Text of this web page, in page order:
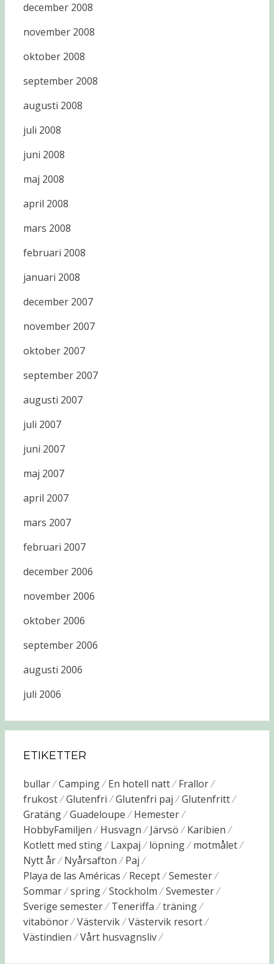
december 2008
november 2008
oktober 2008
september 2008
augusti 2008
juli 2008
juni 2008
maj 2008
april 2008
mars 2008
februari 2008
januari 2008
december 2007
november 2007
oktober 2007
september 2007
augusti 2007
juli 2007
juni 2007
maj 2007
april 2007
mars 2007
februari 2007
december 2006
november 2006
oktober 2006
september 2006
augusti 2006
juli 2006
ETIKETTER
bullar Camping En hotell natt
Frallor
frukost
Glutenfri Glutenfri paj
Glutenfritt
Gratäng
Guadeloupe
Hemester
HobbyFamiljen
Husvagn Järvsö
Karibien
Kotlett med sting
Laxpaj löpning
motmålet
Nytt år
Nyårsafton
Paj
Playa de las Américas
Recept
Semester
Sommar
spring Stockholm
Svemester
Sverige semester
Teneriffa
träning
vitabönor
Västervik
Västervik resort
Västindien
Vårt husvagnsliv